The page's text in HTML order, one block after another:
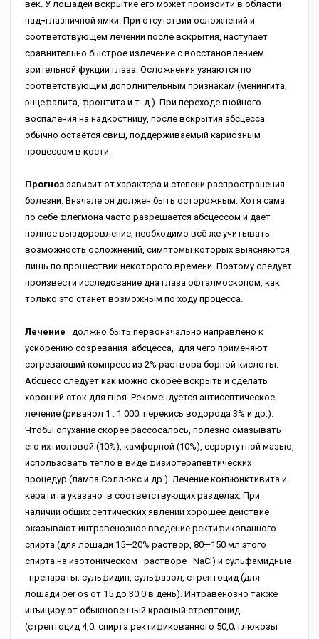
век. У лошадей вскрытие его может произойти в области
над¬глазничной ямки. При отсутствии осложнений и
соответствующем лечении после вскрытия, наступает
сравнительно быстрое излечение с восстановлением
зрительной фукции глаза. Осложнения узнаются по
соответствующим дополнительным признакам (менингита,
энцефалита, фронтита и т. д.). При переходе гнойного
воспаления на надкостницу, после вскрытия абсцесса
обычно остаётся свищ, поддерживаемый кариозным
процессом в кости.
Прогноз зависит от характера и степени распространения
болезни. Вначале он должен быть осторожным. Хотя сама
по себе флегмона часто разрешается абсцессом и даёт
полное выздоровление, необходимо всё же учитывать
возможность осложнений, симптомы которых выясняются
лишь по прошествии некоторого времени. Поэтому следует
произвести исследование дна глаза офталмоскопом, как
только это станет возможным по ходу процесса.
Лечение должно быть первоначально направлено к
ускорению созревания абсцесса, для чего применяют
согревающий компресс из 2% раствора борной кислоты.
Абсцесс следует как можно скорее вскрыть и сделать
хороший сток для гноя. Рекомендуется антисептическое
лечение (риванол 1 : 1 000; перекись водорода 3% и др.).
Чтобы опухание скорее рассосалось, полезно смазывать
его ихтиоловой (10%), камфорной (10%), серортутной мазью,
использовать тепло в виде физиотерапевтических
процедур (лампа Соллюкс и др.). Лечение конъюнктивита и
кератита указано в соответствующих разделах. При
наличии общих септических явлений хорошее действие
оказывают интравенозное введение ректификованного
спирта (для лошади 15—20% раствор, 80—150 мл этого
спирта на изотоническом растворе NaCl) и сульфамидные
препараты: сульфидин, сульфазол, стрептоцид (для
лошади per os от 15 до 30,0 в день). Интравенозно также
инъицируют обыкновенный красный стрептоцид
(стрептоцид 4,0; спирта ректификованного 50,0; глюкозы